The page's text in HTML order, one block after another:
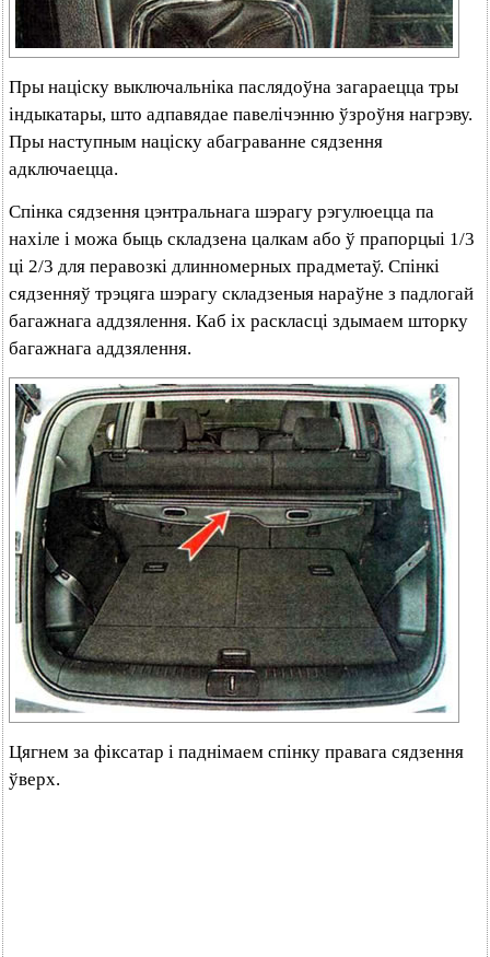
Пры націску выключальніка паслядоўна загараецца тры
індыкатары, што адпавядае павелічэнню ўзроўня нагрэву.
Пры наступным націску абаграванне сядзення
адключаецца.
Спінка сядзення цэнтральнага шэрагу рэгулюецца па
нахіле і можа быць складзена цалкам або ў прапорцыі 1/3
ці 2/3 для перавозкі длинномерных прадметаў. Спінкі
сядзенняў трэцяга шэрагу складзеныя нараўне з падлогай
багажнага аддзялення. Каб іх раскласці здымаем шторку
багажнага аддзялення.
Цягнем за фіксатар і паднімаем спінку правага сядзення
ўверх.